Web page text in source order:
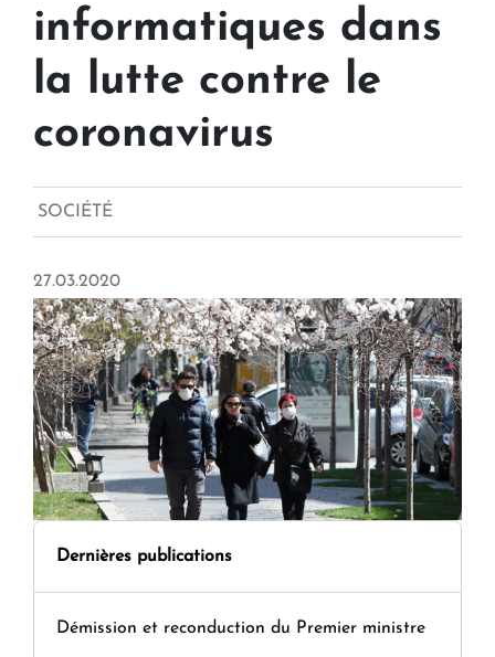
informatiques dans
la lutte contre le
coronavirus
SOCIÉTÉ
27.03.2020
Dernières publications
Démission et reconduction du Premier ministre